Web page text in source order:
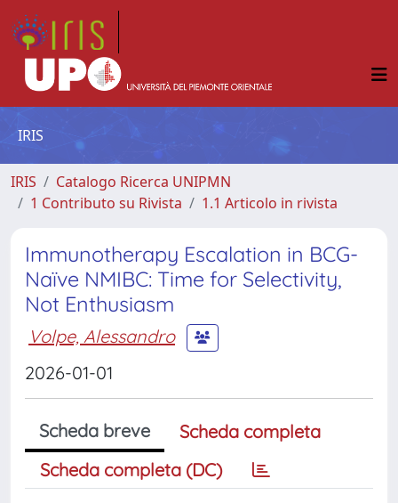
IRIS
IRIS
Catalogo Ricerca UNIPMN
1 Contributo su Rivista
1.1 Articolo in rivista
Immunotherapy Escalation in BCG-
Naïve NMIBC: Time for Selectivity,
Not Enthusiasm
Volpe, Alessandro
2026-01-01
Scheda breve
Scheda completa
Scheda completa (DC)